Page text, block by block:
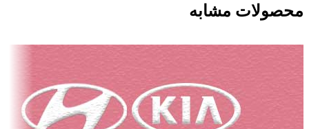
محصولات مشابه